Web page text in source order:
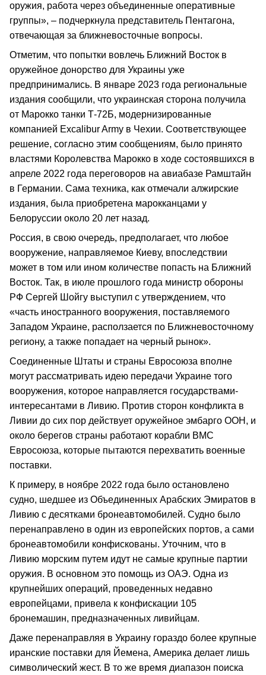
оружия, работа через объединенные оперативные
группы», – подчеркнула представитель Пентагона,
отвечающая за ближневосточные вопросы.
Отметим, что попытки вовлечь Ближний Восток в
оружейное донорство для Украины уже
предпринимались. В январе 2023 года региональные
издания сообщили, что украинская сторона получила
от Марокко танки Т-72Б, модернизированные
компанией Excalibur Army в Чехии. Соответствующее
решение, согласно этим сообщениям, было принято
властями Королевства Марокко в ходе состоявшихся в
апреле 2022 года переговоров на авиабазе Рамштайн
в Германии. Сама техника, как отмечали алжирские
издания, была приобретена марокканцами у
Белоруссии около 20 лет назад.
Россия, в свою очередь, предполагает, что любое
вооружение, направляемое Киеву, впоследствии
может в том или ином количестве попасть на Ближний
Восток. Так, в июле прошлого года министр обороны
РФ Сергей Шойгу выступил с утверждением, что
«часть иностранного вооружения, поставляемого
Западом Украине, расползается по Ближневосточному
региону, а также попадает на черный рынок».
Соединенные Штаты и страны Евросоюза вполне
могут рассматривать идею передачи Украине того
вооружения, которое направляется государствами-
интересантами в Ливию. Против сторон конфликта в
Ливии до сих пор действует оружейное эмбарго ООН, и
около берегов страны работают корабли ВМС
Евросоюза, которые пытаются перехватить военные
поставки.
К примеру, в ноябре 2022 года было остановлено
судно, шедшее из Объединенных Арабских Эмиратов в
Ливию с десятками бронеавтомобилей. Судно было
перенаправлено в один из европейских портов, а сами
бронеавтомобили конфискованы. Уточним, что в
Ливию морским путем идут не самые крупные партии
оружия. В основном это помощь из ОАЭ. Одна из
крупнейших операций, проведенных недавно
европейцами, привела к конфискации 105
бронемашин, предназначенных ливийцам.
Даже перенаправляя в Украину гораздо более крупные
иранские поставки для Йемена, Америка делает лишь
символический жест. В то же время диапазон поиска